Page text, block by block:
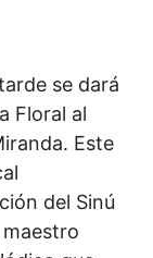
se dará
Floral al
Este
del Sinú